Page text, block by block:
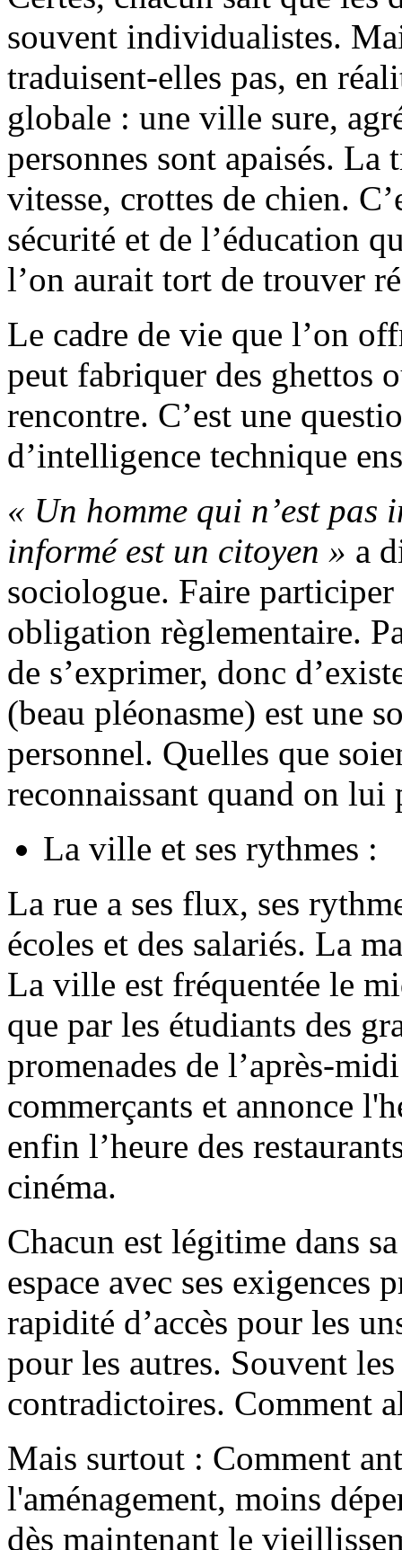
souvent individualistes.
traduisent-elles pas, en
globale : une ville sure,
personnes sont apaisés.
vitesse, crottes de chien.
sécurité et de l’éducation
l’on aurait tort de trouver
Le cadre de vie que l’on
peut fabriquer des ghettos
rencontre. C’est une
d’intelligence technique
« Un homme qui n’est pas
informé est un citoyen » a
sociologue. Faire participer
obligation règlementaire.
de s’exprimer, donc
(beau pléonasme) est une
personnel. Quelles que
reconnaissant quand on lui
La ville et ses rythmes :
La rue a ses flux, ses
écoles et des salariés. La
La ville est fréquentée le
que par les étudiants des
promenades de l’après-
commerçants et annonce
enfin l’heure des
cinéma.
Chacun est légitime dans
espace avec ses
rapidité d’accès pour les
pour les autres. Souvent
contradictoires. Comment
Mais surtout : Comment
l'aménagement, moins
dès maintenant le